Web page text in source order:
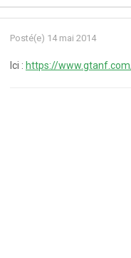
Posté(e) 14 mai 2014
Ici : https://